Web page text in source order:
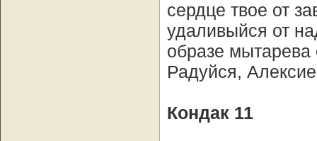
сердце твое от
удаливыйся от
образе
Радуйся,
Кондак 11